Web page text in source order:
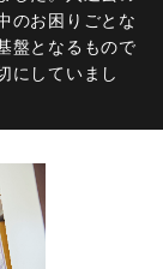
のお困りごとな
盤となるもので
にしていまし